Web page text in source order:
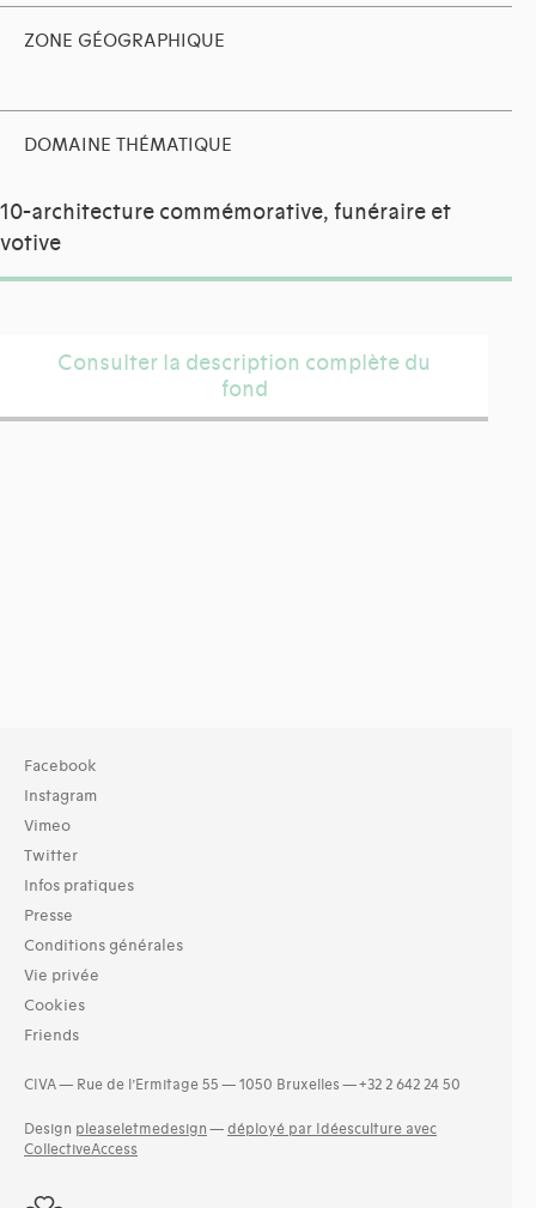
ZONE GÉOGRAPHIQUE
DOMAINE THÉMATIQUE
10-architecture commémorative, funéraire et
votive
Consulter la description complète du
fond
Facebook
Instagram
Vimeo
Twitter
Infos pratiques
Presse
Conditions générales
Vie privée
Cookies
Friends
CIVA — Rue de l’Ermitage 55 — 1050 Bruxelles — +32 2 642 24 50
Design pleaseletmedesign — déployé par Idéesculture avec
CollectiveAccess